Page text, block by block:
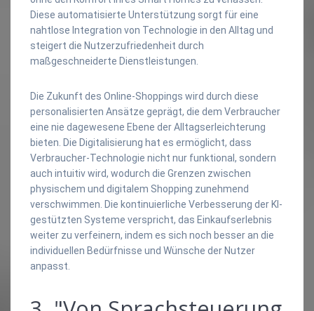
Diese automatisierte Unterstützung sorgt für eine
nahtlose Integration von Technologie in den Alltag und
steigert die Nutzerzufriedenheit durch
maßgeschneiderte Dienstleistungen.
Die Zukunft des Online-Shoppings wird durch diese
personalisierten Ansätze geprägt, die dem Verbraucher
eine nie dagewesene Ebene der Alltagserleichterung
bieten. Die Digitalisierung hat es ermöglicht, dass
Verbraucher-Technologie nicht nur funktional, sondern
auch intuitiv wird, wodurch die Grenzen zwischen
physischem und digitalem Shopping zunehmend
verschwimmen. Die kontinuierliche Verbesserung der KI-
gestützten Systeme verspricht, das Einkaufserlebnis
weiter zu verfeinern, indem es sich noch besser an die
individuellen Bedürfnisse und Wünsche der Nutzer
anpasst.